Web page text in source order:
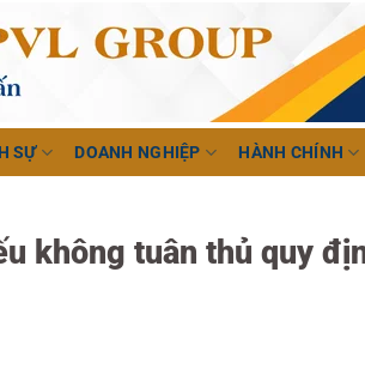
SỰ DOANH NGHIỆP HÀNH CHÍNH
không tuân thủ quy